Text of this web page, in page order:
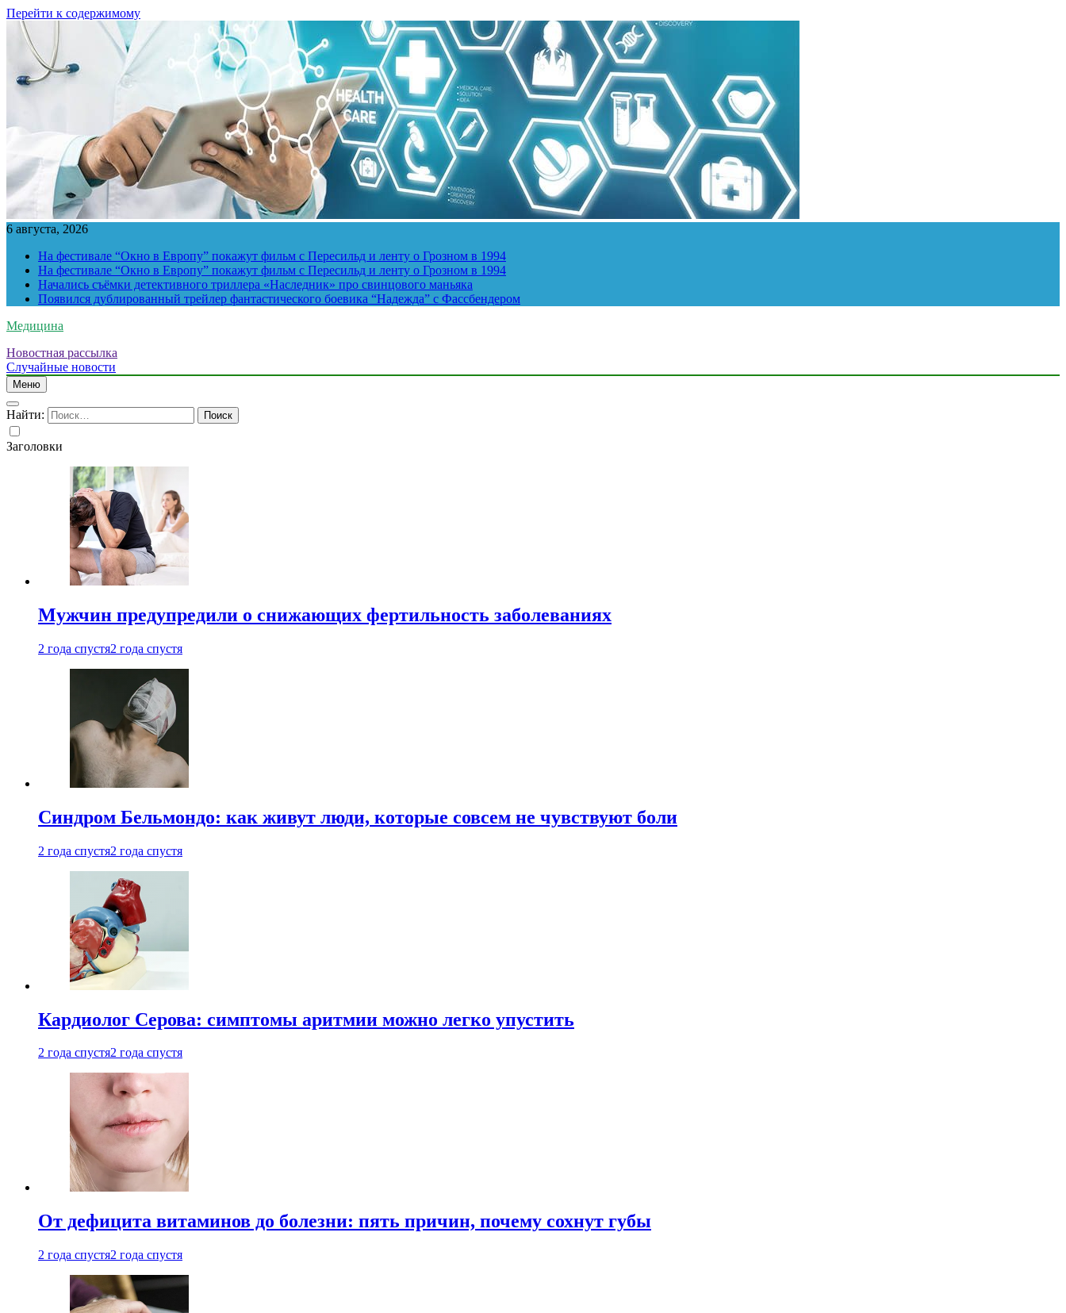
Перейти к содержимому
6 августа, 2026
На фестивале “Окно в Европу” покажут фильм с Пересильд и ленту о Грозном в 1994
На фестивале “Окно в Европу” покажут фильм с Пересильд и ленту о Грозном в 1994
Начались съёмки детективного триллера «Наследник» про свинцового маньяка
Появился дублированный трейлер фантастического боевика “Надежда” с Фассбендером
Медицина
Новостная рассылка
Случайные новости
Меню
Найти:
Заголовки
Мужчин предупредили о снижающих фертильность заболеваниях
2 года спустя2 года спустя
Синдром Бельмондо: как живут люди, которые совсем не чувствуют боли
2 года спустя2 года спустя
Кардиолог Серова: симптомы аритмии можно легко упустить
2 года спустя2 года спустя
От дефицита витаминов до болезни: пять причин, почему сохнут губы
2 года спустя2 года спустя